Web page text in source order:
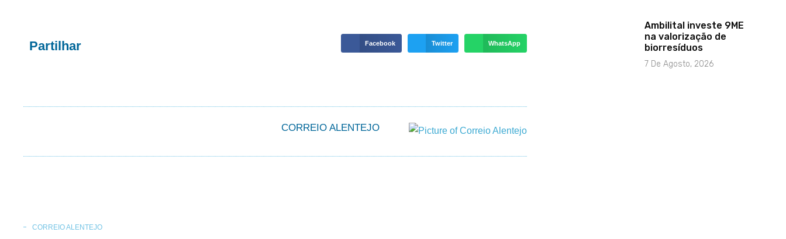
Partilhar Facebook Twitter WhatsApp
CORREIO ALENTEJO
Ambilital investe 9ME
na valorização de
biorresíduos
7 De Agosto, 2026
CORREIO ALENTEJO